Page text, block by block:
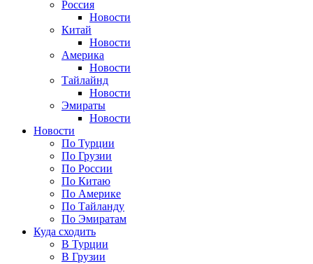
Россия
Новости
Китай
Новости
Америка
Новости
Тайлайнд
Новости
Эмираты
Новости
Новости
По Турции
По Грузии
По России
По Китаю
По Америке
По Тайланду
По Эмиратам
Куда сходить
В Турции
В Грузии